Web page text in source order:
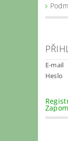
E-mail
Heslo